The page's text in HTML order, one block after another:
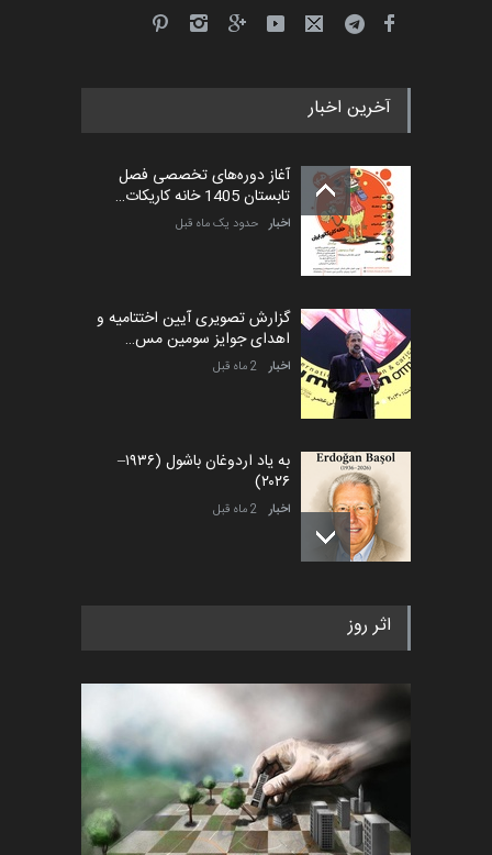
آخرین اخبار
آغاز دوره‌های تخصصی فصل
تابستان 1405 خانه کاریکات…
اخبار حدود یک ماه قبل
گزارش تصویری آیین اختتامیه و
اهدای جوایز سومین مس…
اخبار 2 ماه قبل
به یاد اردوغان باشول (۱۹۳۶–
۲۰۲۶)
اخبار 2 ماه قبل
رویداد کارگاهی کارتون و پوستر
اخبار 6 ماه قبل
فراخوان رویداد کارگاهی کارتون و
پوستر "ایران سربل…
اخبار 6 ماه قبل
اثر روز